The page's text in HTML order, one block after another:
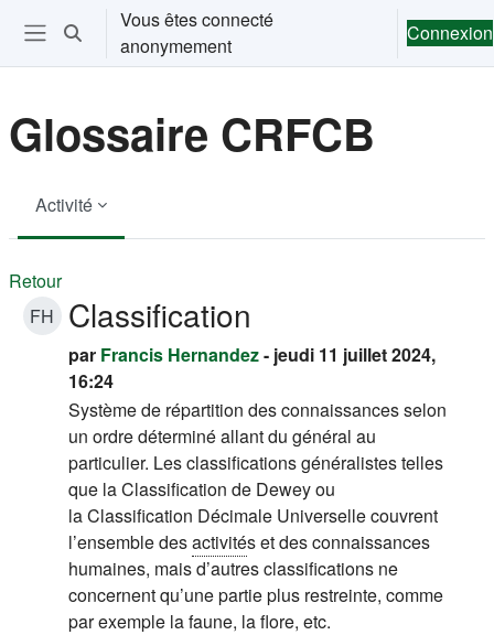
Passer au contenu principal
Ouvrir le menu de navigation
Activer/désactiver la saisie de recherche
Vous êtes connecté
anonymement
Connexion
Glossaire CRFCB
Activité
Retour
FH
Classification
par Francis Hernandez- jeudi 11 juillet 2024,
16:24
Système de répartition des connaissances selon
un ordre déterminé allant du général au
particulier. Les classifications généralistes telles
que la Classification de Dewey ou
la Classification Décimale Universelle couvrent
l’ensemble desactivités et des connaissances
humaines, mais d’autres classifications ne
concernent qu’une partie plus restreinte, comme
par exemple la faune, la flore, etc.